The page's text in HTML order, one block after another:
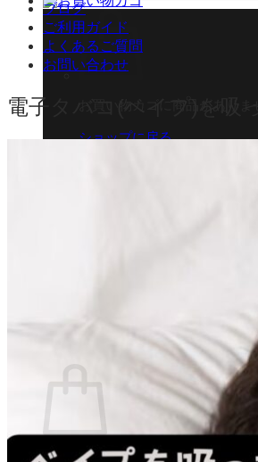
ショップに戻る
ブログ
ご利用ガイド
よくあるご質問
お問い合わせ
電子タバコ(ベイプ)を吸